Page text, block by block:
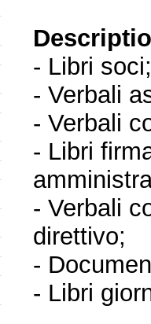
- Libri soci;
- Verbali
- Verbali
- Libri
- Verbali
direttivo;
-
- Libri